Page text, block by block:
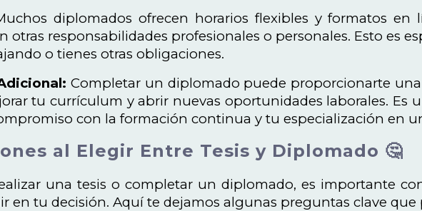
diplomados ofrecen horarios flexibles y formatos en
otras responsabilidades profesionales o personales. Esto es
o tienes otras obligaciones.
Completar un diplomado puede proporcionarte
tu currículum y abrir nuevas oportunidades laborales. Es
con la formación continua y tu especialización en
al Elegir Entre Tesis y Diplomado 🤔
una tesis o completar un diplomado, es importante
en tu decisión. Aquí te dejamos algunas preguntas clave que